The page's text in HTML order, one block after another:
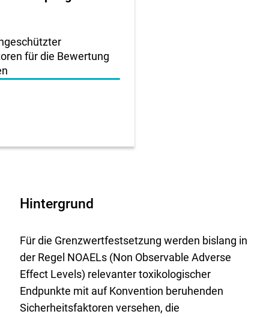
für die Bewertung
Hintergrund
Für die Grenzwertfestsetzung werden bislang in
der Regel NOAELs (Non Observable Adverse
Effect Levels) relevanter toxikologischer
Endpunkte mit auf Konvention beruhenden
Sicherheitsfaktoren versehen, die